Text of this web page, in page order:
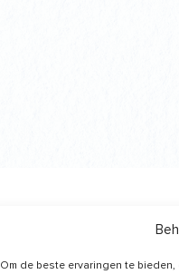
Om de beste ervaringen te